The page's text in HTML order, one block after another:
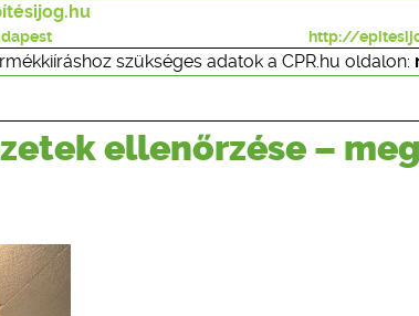
http://
szükséges adatok a CPR.hu oldalon:
ellenőrzése –